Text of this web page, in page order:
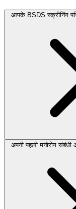
आपके BSDS स्क्रीनिंग
अपनी पहली मनोरोग संबंधी